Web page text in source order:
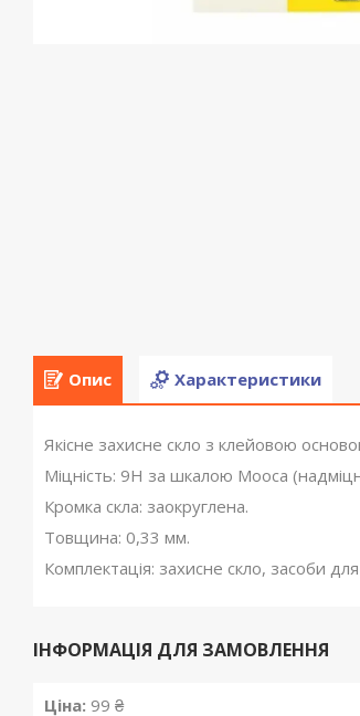
Опис Характеристики
Якісне захисне скло з клейовою
Міцність: 9Н за шкалою Мооса
Кромка скла: заокруглена.
Товщина: 0,33 мм.
Комплектація: захисне скло, засоби
ІНФОРМАЦІЯ ДЛЯ ЗАМОВЛЕННЯ
Ціна: 99 ₴